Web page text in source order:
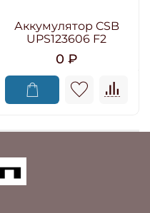
Аккумулятор CSB
UPS123606 F2
0 ₽